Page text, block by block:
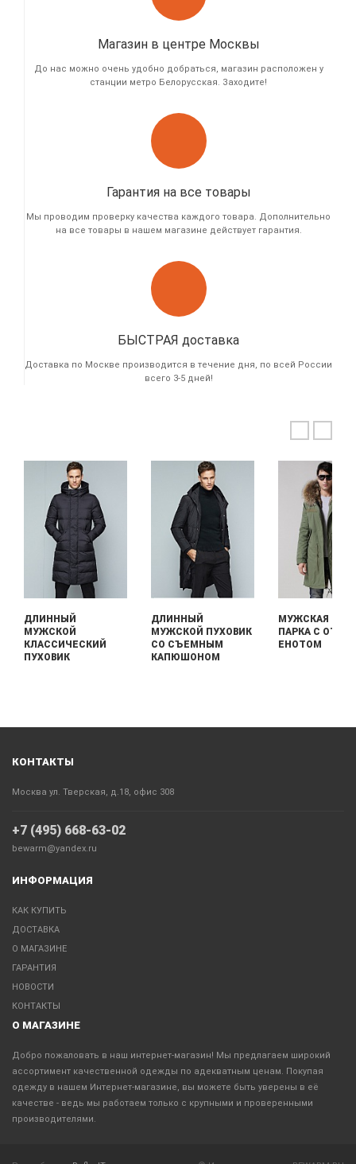
Магазин в центре Москвы
До нас можно очень удобно добраться, магазин расположен у
станции метро Белорусская. Заходите!
Гарантия на все товары
Мы проводим проверку качества каждого товара. Дополнительно
на все товары в нашем магазине действует гарантия.
БЫСТРАЯ доставка
Доставка по Москве производится в течение дня, по всей России
всего 3-5 дней!
ДЛИННЫЙ
МУЖСКОЙ
КЛАССИЧЕСКИЙ
ПУХОВИК
ДЛИННЫЙ
МУЖСКОЙ ПУХОВИК
СО СЪЕМНЫМ
КАПЮШОНОМ
МУЖСКАЯ
ПАРКА С
ЕНОТОМ
КОНТАКТЫ
Москва ул. Тверская, д.18, офис 308
+7 (495) 668-63-02
bewarm@yandex.ru
ИНФОРМАЦИЯ
КАК КУПИТЬ
ДОСТАВКА
О МАГАЗИНЕ
ГАРАНТИЯ
НОВОСТИ
КОНТАКТЫ
О МАГАЗИНЕ
Добро пожаловать в наш интернет-магазин! Мы предлагаем широкий
ассортимент качественной одежды по адекватным ценам. Покупая
одежду в нашем Интернет-магазине, вы можете быть уверены в её
качестве - ведь мы работаем только с крупными и проверенными
производителями.